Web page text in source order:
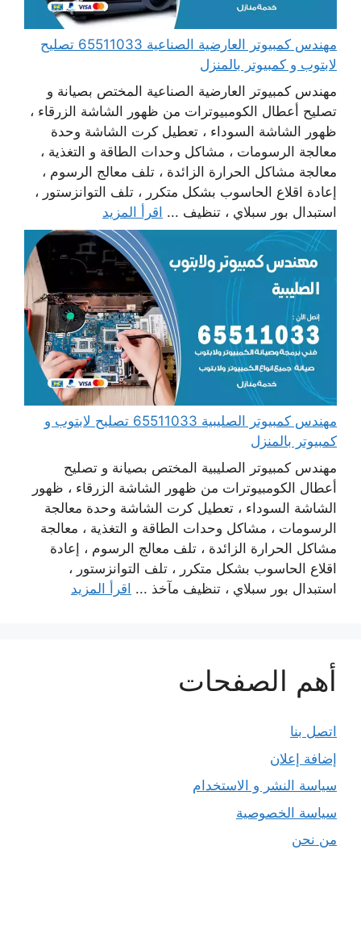
مهندس كمبيوتر العارضية الصناعية 65511033 تصليح
لابتوب و كمبيوتر بالمنزل
مهندس كمبيوتر العارضية الصناعية المختص بصيانة و
تصليح أعطال الكومبيوترات من ظهور الشاشة الزرقاء ،
ظهور الشاشة السوداء ، تعطيل كرت الشاشة وحدة
معالجة الرسومات ، مشاكل وحدات الطاقة و التغذية ،
معالجة مشاكل الحرارة الزائدة ، تلف معالج الرسوم ،
إعادة اقلاع الحاسوب بشكل متكرر ، تلف التوانزستور ،
استبدال بور سبلاي ، تنظيف ... اقرأ المزيد
مهندس كمبيوتر الصليبية 65511033 تصليح لابتوب و
كمبيوتر بالمنزل
مهندس كمبيوتر الصليبية المختص بصيانة و تصليح
أعطال الكومبيوترات من ظهور الشاشة الزرقاء ، ظهور
الشاشة السوداء ، تعطيل كرت الشاشة وحدة معالجة
الرسومات ، مشاكل وحدات الطاقة و التغذية ، معالجة
مشاكل الحرارة الزائدة ، تلف معالج الرسوم ، إعادة
اقلاع الحاسوب بشكل متكرر ، تلف التوانزستور ،
استبدال بور سبلاي ، تنظيف مآخذ ... اقرأ المزيد
أهم الصفحات
اتصل بنا
إضافة إعلان
سياسة النشر و الاستخدام
سياسة الخصوصية
من نحن